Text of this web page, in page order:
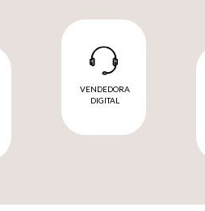
VENDEDORA
DIGITAL